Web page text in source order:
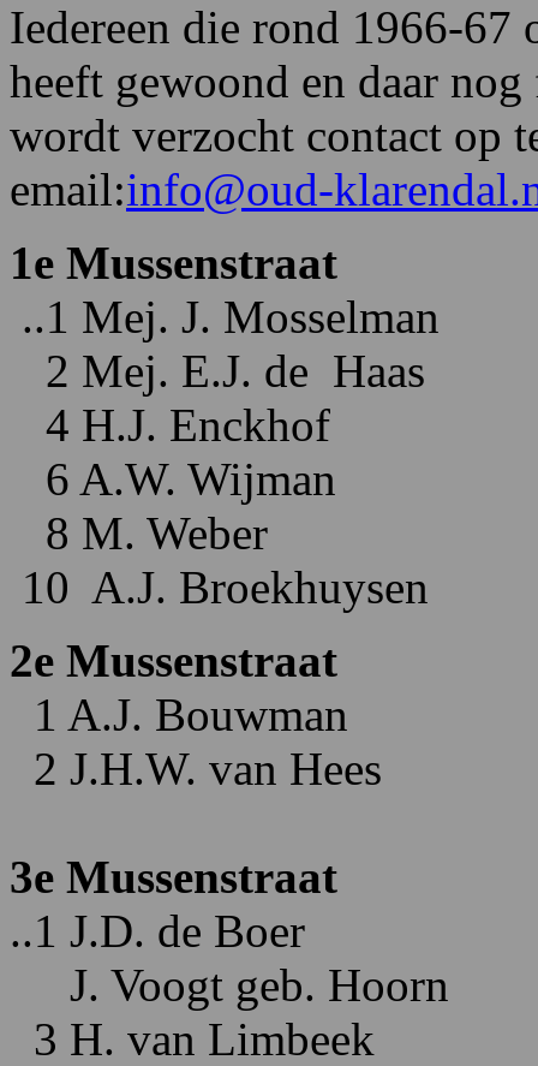
Iedereen die rond 1966-67
heeft gewoond en daar
wordt verzocht contact op
email:info@oud-
1e Mussenstraat
..1 Mej. J. Mosselman
2 Mej. E.J. de Haas
4 H.J. Enckhof
6 A.W. Wijman
8 M. Weber
10 A.J. Broekhuysen
2e Mussenstraat
1 A.J. Bouwman
2 J.H.W. van Hees
3e Mussenstraat
..1 J.D. de Boer
J. Voogt geb. Hoorn
3 H. van Limbeek